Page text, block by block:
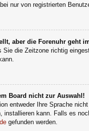
nur von registrierten
aber die Forenuhr geht
die Zeitzone richtig
Board nicht zur Auswahl!
entweder Ihre Sprache
installieren kann. Falls es
gefunden werden.